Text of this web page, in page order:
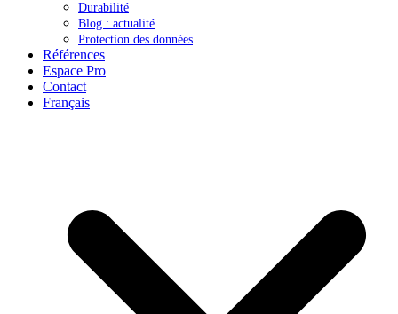
Durabilité
Blog : actualité
Protection des données
Références
Espace Pro
Contact
Français